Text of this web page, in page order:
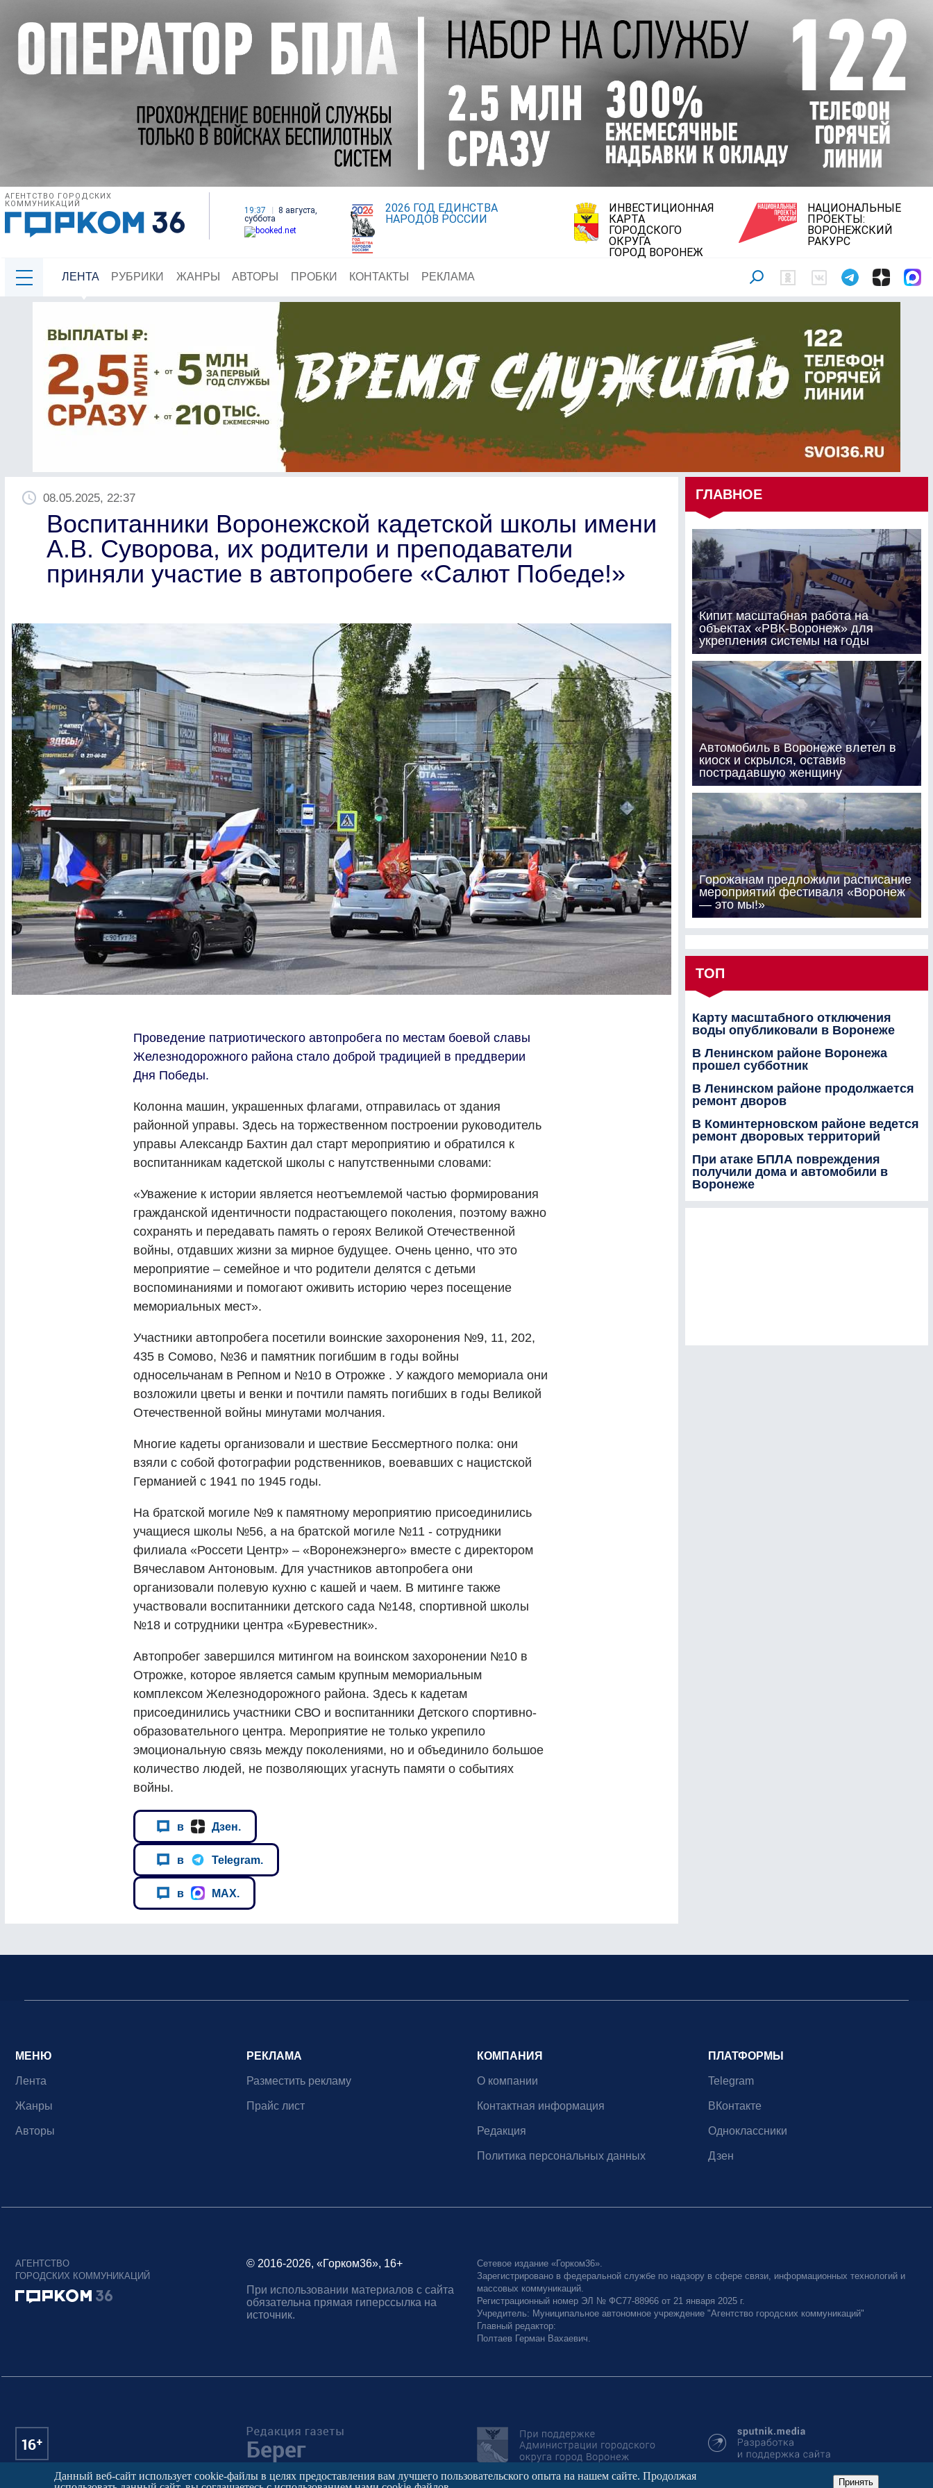
АГЕНТСТВО ГОРОДСКИХ
КОММУНИКАЦИЙ
19:37
8 августа,
суббота
2026 ГОД ЕДИНСТВА
НАРОДОВ РОССИИ
ИНВЕСТИЦИОННАЯ
КАРТА
ГОРОДСКОГО
ОКРУГА
ГОРОД ВОРОНЕЖ
НАЦИОНАЛЬНЫЕ
ПРОЕКТЫ:
ВОРОНЕЖСКИЙ
РАКУРС
ЛЕНТА РУБРИКИ ЖАНРЫ АВТОРЫ ПРОБКИ КОНТАКТЫ РЕКЛАМА
08.05.2025, 22:37
Воспитанники Воронежской кадетской школы имени
А.В. Суворова, их родители и преподаватели
приняли участие в автопробеге «Салют Победе!»
Проведение патриотического автопробега по местам боевой славы
Железнодорожного района стало доброй традицией в преддверии
Дня Победы.
Колонна машин, украшенных флагами, отправилась от здания
районной управы. Здесь на торжественном построении руководитель
управы Александр Бахтин дал старт мероприятию и обратился к
воспитанникам кадетской школы с напутственными словами:
«Уважение к истории является неотъемлемой частью формирования
гражданской идентичности подрастающего поколения, поэтому важно
сохранять и передавать память о героях Великой Отечественной
войны, отдавших жизни за мирное будущее. Очень ценно, что это
мероприятие – семейное и что родители делятся с детьми
воспоминаниями и помогают оживить историю через посещение
мемориальных мест».
Участники автопробега посетили воинские захоронения №9, 11, 202,
435 в Сомово, №36 и памятник погибшим в годы войны
односельчанам в Репном и №10 в Отрожке . У каждого мемориала они
возложили цветы и венки и почтили память погибших в годы Великой
Отечественной войны минутами молчания.
Многие кадеты организовали и шествие Бессмертного полка: они
взяли с собой фотографии родственников, воевавших с нацистской
Германией с 1941 по 1945 годы.
На братской могиле №9 к памятному мероприятию присоединились
учащиеся школы №56, а на братской могиле №11 - сотрудники
филиала «Россети Центр» – «Воронежэнерго» вместе с директором
Вячеславом Антоновым. Для участников автопробега они
организовали полевую кухню с кашей и чаем. В митинге также
участвовали воспитанники детского сада №148, спортивной школы
№18 и сотрудники центра «Буревестник».
Автопробег завершился митингом на воинском захоронении №10 в
Отрожке, которое является самым крупным мемориальным
комплексом Железнодорожного района. Здесь к кадетам
присоединились участники СВО и воспитанники Детского спортивно-
образовательного центра. Мероприятие не только укрепило
эмоциональную связь между поколениями, но и объединило большое
количество людей, не позволяющих угаснуть памяти о событиях
войны.
в Дзен.
в Telegram.
в MAX.
ГЛАВНОЕ
Кипит масштабная работа на
объектах «РВК-Воронеж» для
укрепления системы на годы
Автомобиль в Воронеже влетел в
киоск и скрылся, оставив
пострадавшую женщину
Горожанам предложили расписание
мероприятий фестиваля «Воронеж
— это мы!»
ТОП
Карту масштабного отключения
воды опубликовали в Воронеже
В Ленинском районе Воронежа
прошел субботник
В Ленинском районе продолжается
ремонт дворов
В Коминтерновском районе ведется
ремонт дворовых территорий
При атаке БПЛА повреждения
получили дома и автомобили в
Воронеже
МЕНЮ
Лента
Жанры
Авторы
РЕКЛАМА
Разместить рекламу
Прайс лист
КОМПАНИЯ
О компании
Контактная информация
Редакция
Политика персональных данных
ПЛАТФОРМЫ
Telegram
ВКонтакте
Одноклассники
Дзен
АГЕНТСТВО
ГОРОДСКИХ КОММУНИКАЦИЙ
© 2016-2026, «Горком36», 16+
При использовании материалов с сайта
обязательна прямая гиперссылка на
источник.
Сетевое издание «Горком36».
Зарегистрировано в федеральной службе по надзору в сфере связи, информационных технологий и
массовых коммуникаций.
Регистрационный номер ЭЛ № ФС77-88966 от 21 января 2025 г.
Учредитель: Муниципальное автономное учреждение "Агентство городских коммуникаций"
Главный редактор:
Полтаев Герман Вахаевич.
Данный веб-сайт использует cookie-файлы в целях предоставления вам лучшего пользовательского опыта на нашем сайте. Продолжая
Принять